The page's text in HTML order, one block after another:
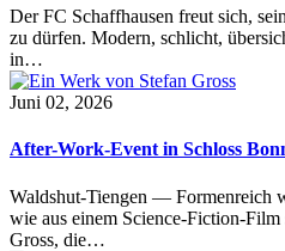
Der FC Schaffhausen freut sich,
zu dürfen. Modern, schlicht,
in…
Juni 02, 2026
After-Work-Event in Schloss
Waldshut-Tiengen — Formenreich
wie aus einem Science-Fiction-
Gross, die…